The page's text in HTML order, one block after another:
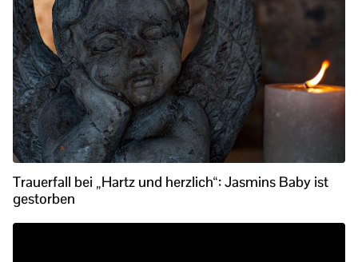
Trauerfall bei „Hartz und herzlich“: Jasmins Baby ist
gestorben